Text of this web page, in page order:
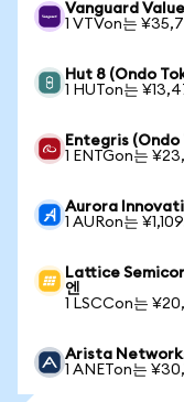
Vanguard
1 VTVon는
Hut 8 (Ondo
1 HUTon는
Entegris (Ondo
1 ENTGon는
Aurora
1 AURon는
Lattice
엔
1 LSCCon는
Arista
1 ANETon는